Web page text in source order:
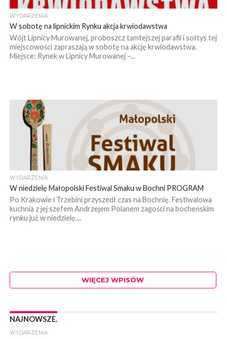
WYDARZENIA
W sobotę na lipnickim Rynku akcja krwiodawstwa
Wójt Lipnicy Murowanej, proboszcz tamtejszej parafii i sołtys tej
miejscowości zapraszają w sobotę na akcję krwiodawstwa.
Miejsce: Rynek w Lipnicy Murowanej –...
WYDARZENIA
W niedzielę Małopolski Festiwal Smaku w Bochni PROGRAM
Po Krakowie i Trzebini przyszedł czas na Bochnię. Festiwalowa
kuchnia z jej szefem Andrzejem Polanem zagości na bocheńskim
rynku już w niedzielę....
WIĘCEJ WPISÓW
NAJNOWSZE.
WYDARZENIA